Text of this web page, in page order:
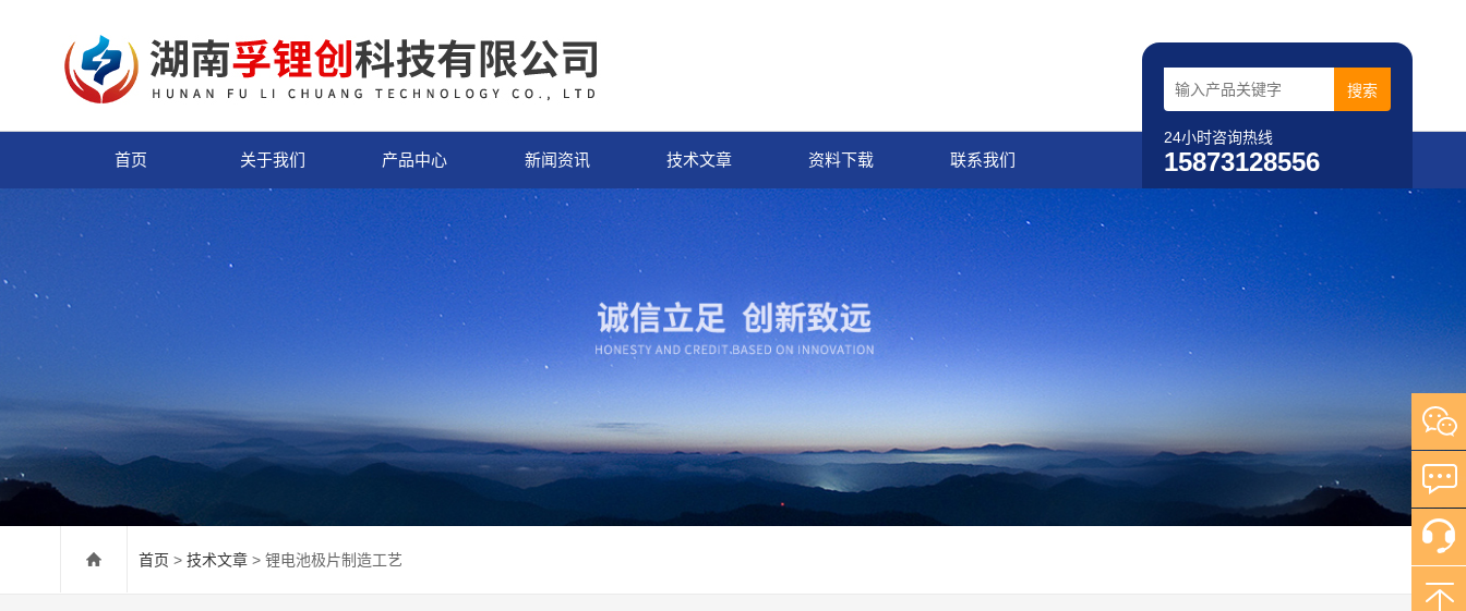
24小时咨询热线
15873128556
首页 关于我们 产品中心 新闻资讯 技术文章 资料下载 联系我们
首页 > 技术文章 > 锂电池极片制造工艺